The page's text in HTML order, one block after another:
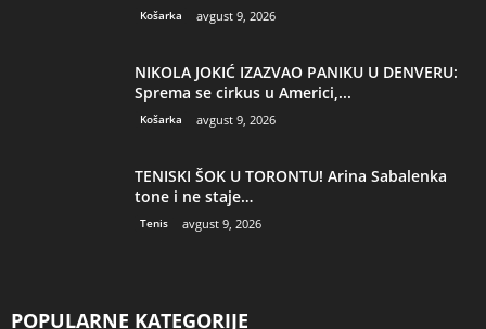
Košarka avgust 9, 2026
NIKOLA JOKIĆ IZAZVAO PANIKU U DENVERU:
Sprema se cirkus u Americi,...
Košarka avgust 9, 2026
TENISKI ŠOK U TORONTU! Arina Sabalenka
tone i ne staje…
Tenis avgust 9, 2026
POPULARNE KATEGORIJE